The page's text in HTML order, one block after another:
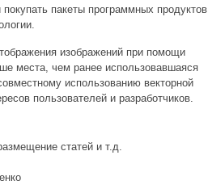
пакеты программных продуктов
изображений при помощи
места, чем ранее использовавшаяся
использованию векторной
пользователей и разработчиков.
статей и т.д.